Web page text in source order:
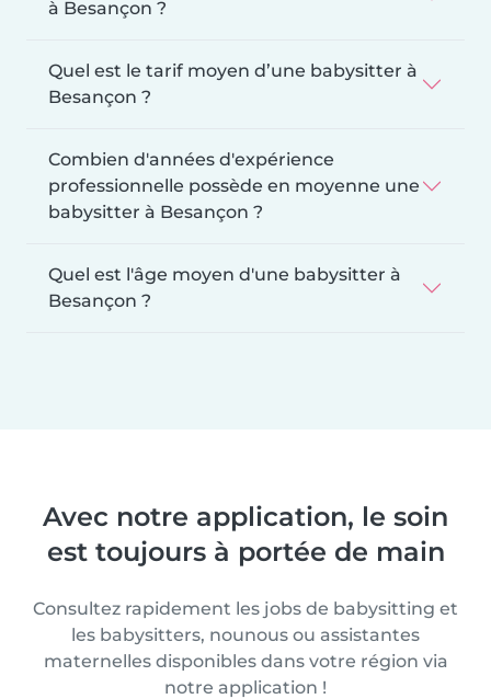
à Besançon ?
Quel est le tarif moyen d’une babysitter à
Besançon ?
Combien d'années d'expérience
professionnelle possède en moyenne une
babysitter à Besançon ?
Quel est l'âge moyen d'une babysitter à
Besançon ?
Avec notre application, le soin
est toujours à portée de main
Consultez rapidement les jobs de babysitting et
les babysitters, nounous ou assistantes
maternelles disponibles dans votre région via
notre application !